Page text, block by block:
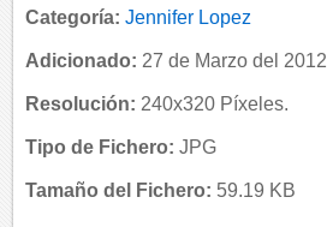
Categoría: Jennifer Lopez
Adicionado: 27 de Marzo del 2012
Resolución: 240x320 Píxeles.
Tipo de Fichero: JPG
Tamaño del Fichero: 59.19 KB